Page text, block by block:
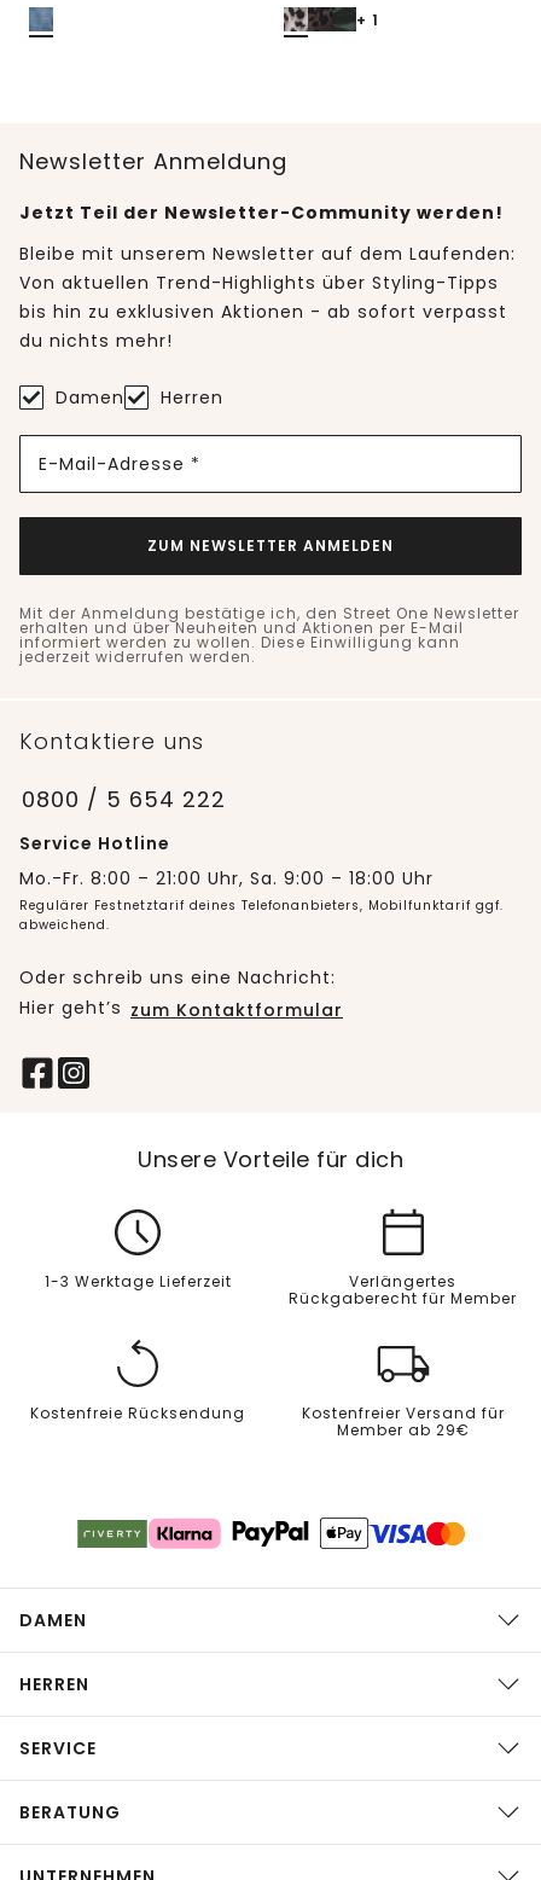
+ 1
Newsletter Anmeldung
Jetzt Teil der Newsletter-Community werden!
Bleibe mit unserem Newsletter auf dem Laufenden:
Von aktuellen Trend-Highlights über Styling-Tipps
bis hin zu exklusiven Aktionen - ab sofort verpasst
du nichts mehr!
Damen Herren
E-Mail-Adresse *
ZUM NEWSLETTER ANMELDEN
Mit der Anmeldung bestätige ich, den Street One Newsletter
erhalten und über Neuheiten und Aktionen per E-Mail
informiert werden zu wollen. Diese Einwilligung kann
jederzeit widerrufen werden.
Kontaktiere uns
0800 / 5 654 222
Service Hotline
Mo.-Fr. 8:00 – 21:00 Uhr, Sa. 9:00 – 18:00 Uhr
Regulärer Festnetztarif deines Telefonanbieters, Mobilfunktarif ggf.
abweichend.
Oder schreib uns eine Nachricht:
Hier geht’s zum Kontaktformular
Unsere Vorteile für dich
1-3 Werktage Lieferzeit
Verlängertes
Rückgaberecht für Member
Kostenfreie Rücksendung
Kostenfreier Versand für
Member ab 29€
DAMEN
HERREN
SERVICE
BERATUNG